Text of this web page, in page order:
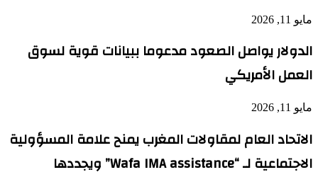
مايو 11, 2026
الدولار يواصل الصعود مدعوما ببيانات قوية لسوق
العمل الأمريكي
مايو 11, 2026
الاتحاد العام لمقاولات المغرب يمنح علامة المسؤولية
الاجتماعية لـ “Wafa IMA assistance” ويجددها